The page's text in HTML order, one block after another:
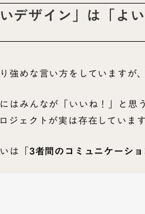
いデザイン」は「よ
強めな言い方をしていますが
はみんなが「いいね！」と
ジェクトが実は存在しています
は「3者間のコミュニケーシ